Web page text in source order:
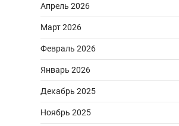
Апрель 2026
Март 2026
Февраль 2026
Январь 2026
Декабрь 2025
Ноябрь 2025